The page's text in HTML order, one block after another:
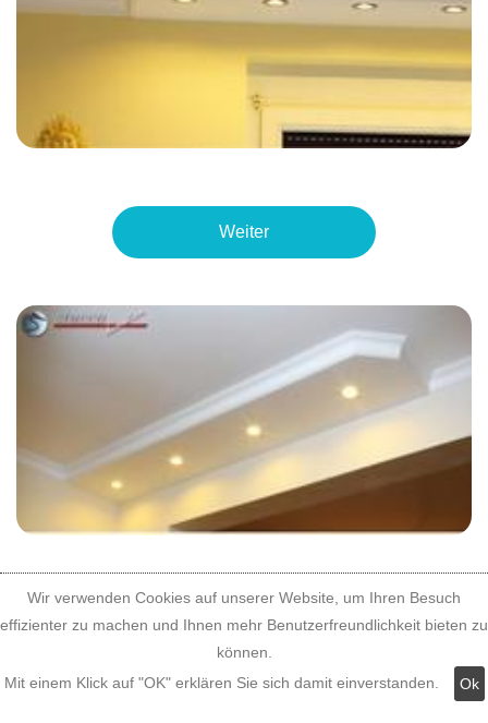
Weiter
Weiter
Wir verwenden Cookies auf unserer Website, um Ihren Besuch
effizienter zu machen und Ihnen mehr Benutzerfreundlichkeit bieten zu
können.
Mit einem Klick auf "OK" erklären Sie sich damit einverstanden.
Ok